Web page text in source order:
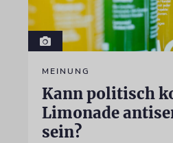
MEINUNG
Kann politisch
Limonade
sein?